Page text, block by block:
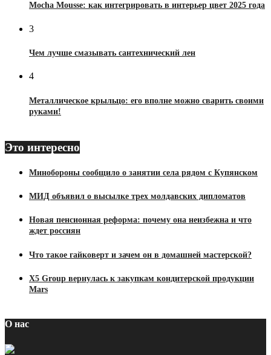
Mocha Mousse: как интегрировать в интерьер цвет 2025 года
3
Чем лучше смазывать сантехнический лен
4
Металлическое крыльцо: его вполне можно сварить своими
руками!
Это интересно
Минобороны сообщило о занятии села рядом с Купянском
МИД объявил о высылке трех молдавских дипломатов
Новая пенсионная реформа: почему она неизбежна и что
ждет россиян
Что такое гайковерт и зачем он в домашней мастерской?
X5 Group вернулась к закупкам кондитерской продукции
Mars
О нас